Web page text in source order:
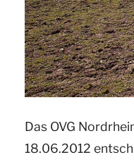
durch
Überweidung
zerstörte
Grasnarbe
das
Das OVG
18.06.2012